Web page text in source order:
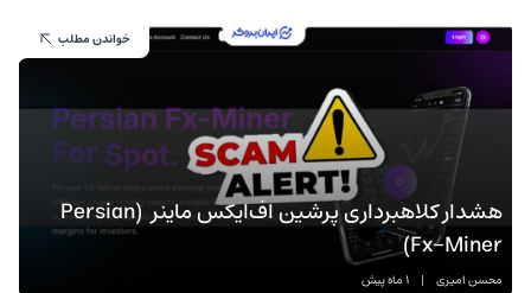
هشدار کلاهبرداری پرشین اف‌ایکس ماینر (Persian
Fx-Miner)
محسن امیری | 1 ماه پیش
خواندن مطلب